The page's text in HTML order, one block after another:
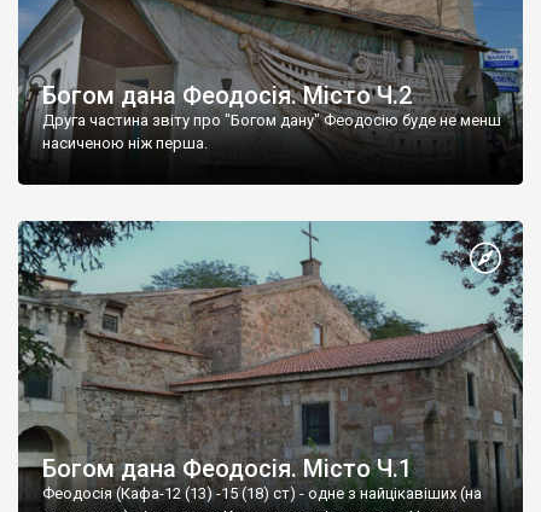
Богом дана Феодосія. Місто Ч.2
Друга частина звіту про "Богом дану" Феодосію буде не менш
насиченою ніж перша.
Богом дана Феодосія. Місто Ч.1
Феодосія (Кафа-12 (13) -15 (18) ст) - одне з найцікавіших (на